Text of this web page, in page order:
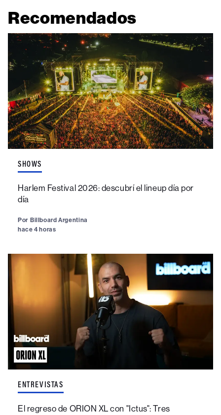
Recomendados
SHOWS
Harlem Festival 2026: descubrí el lineup día por
día
Por Billboard Argentina
hace 4 horas
ENTREVISTAS
El regreso de ORION XL con "Ictus": Tres